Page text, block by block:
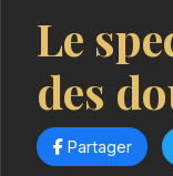
Le
des
Partager